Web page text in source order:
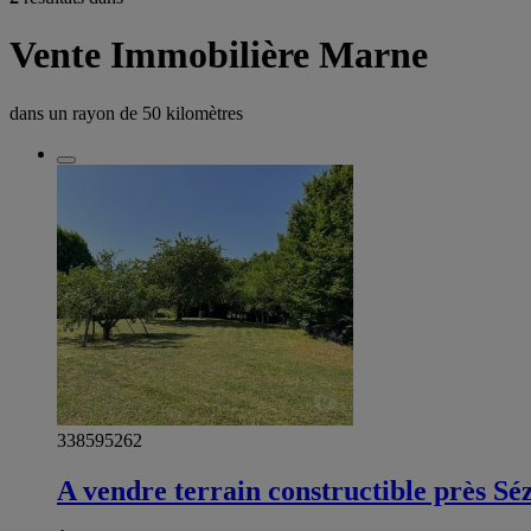
Vente Immobilière Marne
dans un rayon de 50 kilomètres
338595262
A vendre terrain constructible près